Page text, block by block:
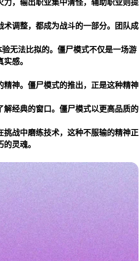
，输出职业集中清怪，辅助职业则提
调整，都成为战斗的一部分。团队成
无法比拟的。僵尸模式不仅是一场游
感。
精神。僵尸模式的推出，正是这种精神
经典的窗口。僵尸模式以更高品质的
战中磨练技术，这种不服输的精神正
灵魂。